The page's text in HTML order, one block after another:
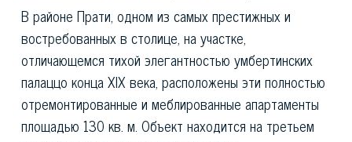
В районе Прати, одном из самых престижных и
востребованных в столице, на участке,
отличающемся тихой элегантностью умбертинских
палаццо конца XIX века, расположены эти полностью
отремонтированные и меблированные апартаменты
площадью 130 кв. м. Объект находится на третьем